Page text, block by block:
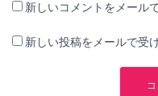
新しいコメントをメール
新しい投稿をメールで受